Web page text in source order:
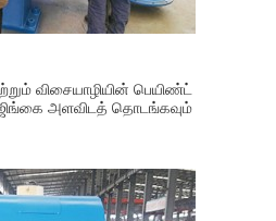
விசையாழியின் பெயிண்ட்
அளவிடத் தொடங்கவும்